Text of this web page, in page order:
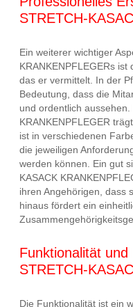
STRETCH-
Ein weiterer wichtiger
KRANKENPFLEGERs ist
das er vermittelt. In der
Bedeutung, dass die
und ordentlich
KRANKENPFLEGER
ist in verschiedenen
die jeweiligen
werden können. Ein gut
KASACK
ihren Angehörigen, dass
hinaus fördert ein
Funktionalität
STRETCH-
Die Funktionalität ist ein